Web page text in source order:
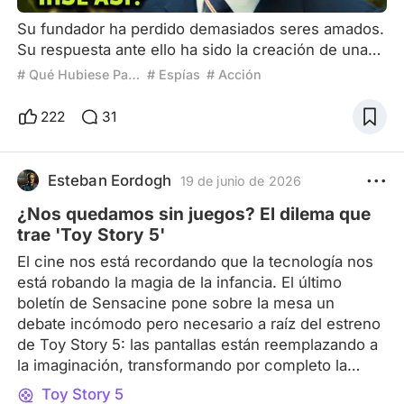
Su fundador ha perdido demasiados seres amados.
Su respuesta ante ello ha sido la creación de una
agencia secreta global, bajo la iniciativa de nunca
de las familias más poderosas, cuyos hijos
fondos en cimentar una inteligencia por encima del
gobierno. Con el objetivo de salvaguardar la paz a
# Qué Hubiese Pasado Si el Personaje No Moría… # Espías # Acción
222 31
Esteban Eordogh 19 de junio de 2026
​¿Nos quedamos sin juegos? El dilema que
trae 'Toy Story 5'
El cine nos está recordando que la tecnología nos
está robando la magia de la infancia. El último
boletín de Sensacine pone sobre la mesa un
debate incómodo pero necesario a raíz del estreno
de Toy Story 5: las pantallas están reemplazando a
la imaginación, transformando por completo la
forma en que los niños descubren el mundo. ¿Nos
Toy Story 5